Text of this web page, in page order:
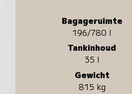
Bagageruimte
196/780 l
Tankinhoud
35 l
Gewicht
815 kg